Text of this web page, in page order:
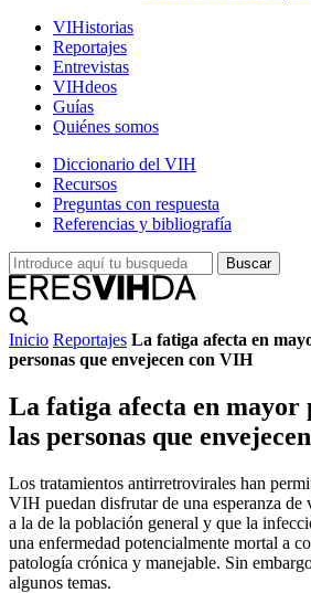
VIHistorias
Reportajes
Entrevistas
VIHdeos
Guías
Quiénes somos
Diccionario del VIH
Recursos
Preguntas con respuesta
Referencias y bibliografía
Inicio Reportajes La fatiga afecta en
personas que envejecen con VIH
La fatiga afecta en mayor
las personas que
Los tratamientos antirretrovirales han
VIH puedan disfrutar de una esperanza de
a la de la población general y que la
una enfermedad potencialmente mortal a
patología crónica y manejable. Sin
algunos temas.